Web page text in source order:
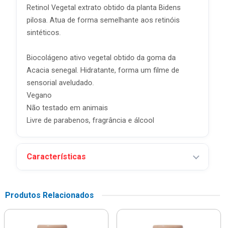
Retinol Vegetal extrato obtido da planta Bidens
pilosa. Atua de forma semelhante aos retinóis
sintéticos.
Biocolágeno ativo vegetal obtido da goma da
Acacia senegal. Hidratante, forma um filme de
sensorial aveludado.
Vegano
Não testado em animais
Livre de parabenos, fragrância e álcool
Características
Produtos Relacionados